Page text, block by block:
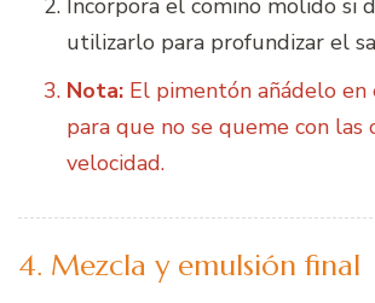
Incorpora el comino molido si
utilizarlo para profundizar el
Nota: El pimentón añádelo
para que no se queme con las
velocidad.
4. Mezcla y emulsión final